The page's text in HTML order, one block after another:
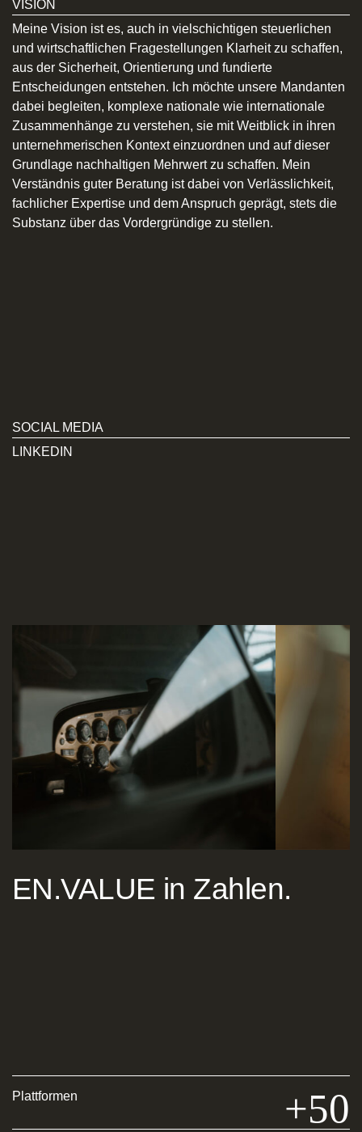
VISION
Meine Vision ist es, auch in vielschichtigen steuerlichen
und wirtschaftlichen Fragestellungen Klarheit zu schaffen,
aus der Sicherheit, Orientierung und fundierte
Entscheidungen entstehen. Ich möchte unsere Mandanten
dabei begleiten, komplexe nationale wie internationale
Zusammenhänge zu verstehen, sie mit Weitblick in ihren
unternehmerischen Kontext einzuordnen und auf dieser
Grundlage nachhaltigen Mehrwert zu schaffen. Mein
Verständnis guter Beratung ist dabei von Verlässlichkeit,
fachlicher Expertise und dem Anspruch geprägt, stets die
Substanz über das Vordergründige zu stellen.
SOCIAL MEDIA
LINKEDIN
EN.VALUE in Zahlen.
Plattformen +50